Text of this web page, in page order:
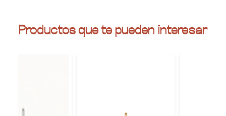
Productos que te pueden interesar